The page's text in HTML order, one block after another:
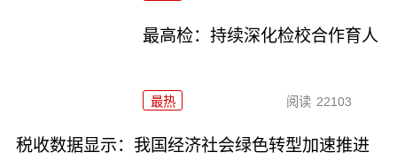
最高检：持续深化检校合作育人
最热 阅读 22103
税收数据显示：我国经济社会绿色转型加速推进